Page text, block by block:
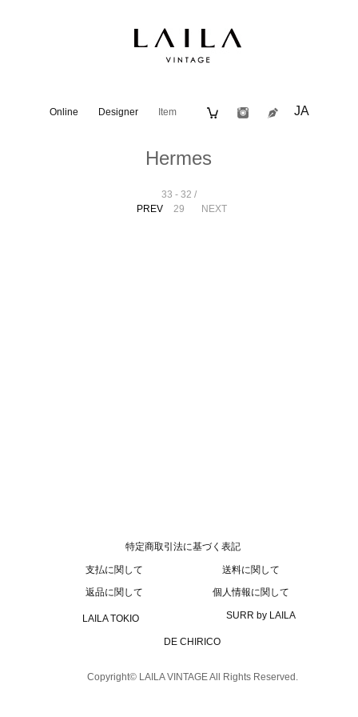
Online Designer Item JA
Hermes
PREV
33 - 32 /
29
NEXT
特定商取引法に基づく表記
支払に関して 送料に関して
返品に関して 個人情報に関して
LAILA TOKIO SURR by LAILA
DE CHIRICO
Copyright© LAILA VINTAGE All Rights Reserved.